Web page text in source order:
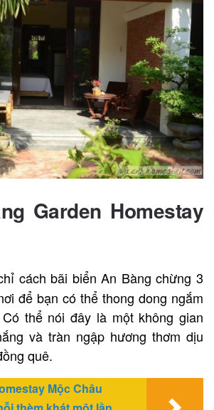
An)
xanh mướt và đầy sức sống này
thú vị giành cho bạn. Đến đây
được cái nắng bỏng rát của miền
gian “xanh” thế này sẽ làm